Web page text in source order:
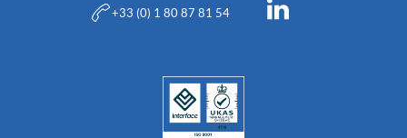
+33 (0) 1 80 87 81 54